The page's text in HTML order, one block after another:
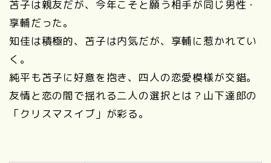
苫子は親友だが、今年こそと願う相手が同じ男性・
享輔だった。
知佳は積極的、苫子は内気だが、享輔に惹かれてい
く。
純平も苫子に好意を抱き、四人の恋愛模様が交錯。
友情と恋の間で揺れる二人の選択とは？山下達郎の
「クリスマスイブ」が彩る。